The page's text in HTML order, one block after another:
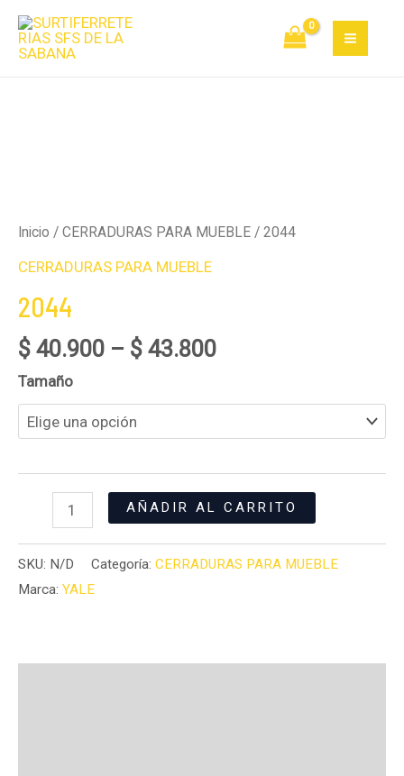
contenido
Inicio / CERRADURAS PARA MUEBLE / 2044
CERRADURAS PARA MUEBLE
2044
$ 40.900 – $ 43.800
Tamaño
AÑADIR AL CARRITO
SKU: N/D Categoría: CERRADURAS PARA MUEBLE
Marca: YALE